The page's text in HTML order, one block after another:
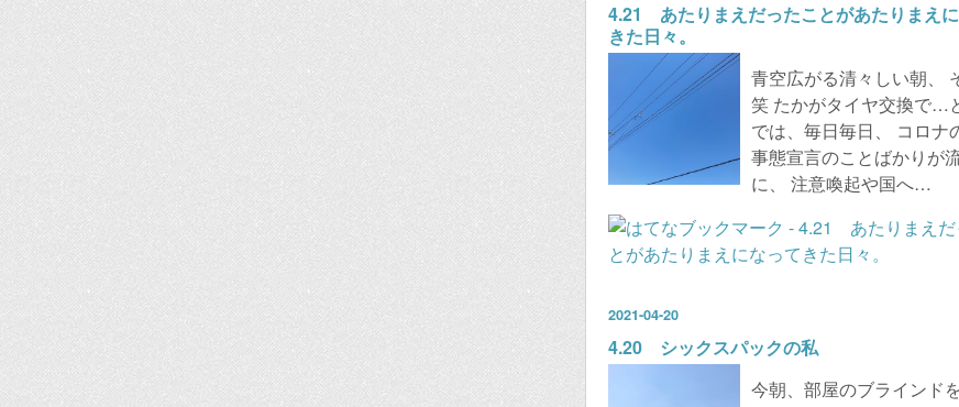
4.21 あたりまえだったことがあたりまえ
きた日々。
青空広がる清々しい朝、
笑 たかがタイヤ交換で…
では、毎日毎日、 コロナ
事態宣言のことばかりが
に、 注意喚起や国へ…
2021-04-20
4.20 シックスパックの私
今朝、部屋のブラインド